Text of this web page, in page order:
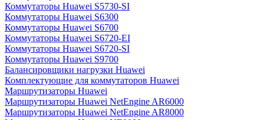
Коммутаторы Huawei S5730-SI
Коммутаторы Huawei S6300
Коммутаторы Huawei S6700
Коммутаторы Huawei S6720-EI
Коммутаторы Huawei S6720-SI
Коммутаторы Huawei S9700
Балансировщики нагрузки Huawei
Комплектующие для коммутаторов Huawei
Маршрутизаторы Huawei
Маршрутизаторы Huawei NetEngine AR6000
Маршрутизаторы Huawei NetEngine AR8000